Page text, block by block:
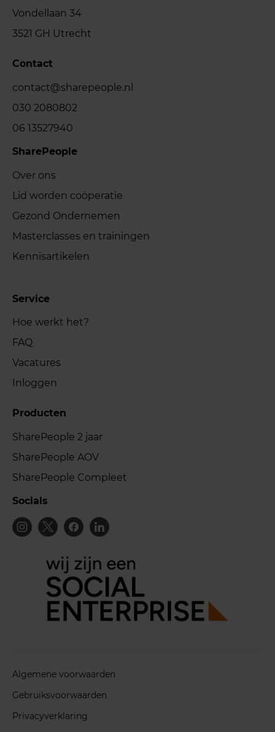
Vondellaan 34
3521 GH Utrecht
Contact
contact@sharepeople.nl
030 2080802
06 13527940
SharePeople
Over ons
Lid worden coöperatie
Gezond Ondernemen
Masterclasses en trainingen
Kennisartikelen
Service
Hoe werkt het?
FAQ
Vacatures
Inloggen
Producten
SharePeople 2 jaar
SharePeople AOV
SharePeople Compleet
Socials
Algemene voorwaarden
Gebruiksvoorwaarden
Privacyverklaring